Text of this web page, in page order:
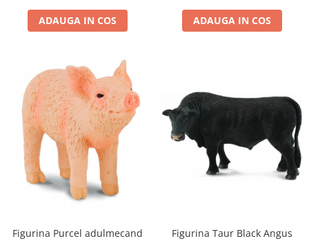
ADAUGA IN COS ADAUGA IN COS
Figurina Purcel adulmecand
Figurina Taur Black Angus